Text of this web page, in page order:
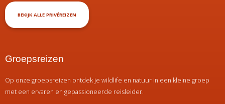
BEKIJK ALLE PRIVÉREIZEN
Groepsreizen
Op onze groepsreizen ontdek je wildlife en natuur in een kleine groep
met een ervaren en gepassioneerde reisleider.